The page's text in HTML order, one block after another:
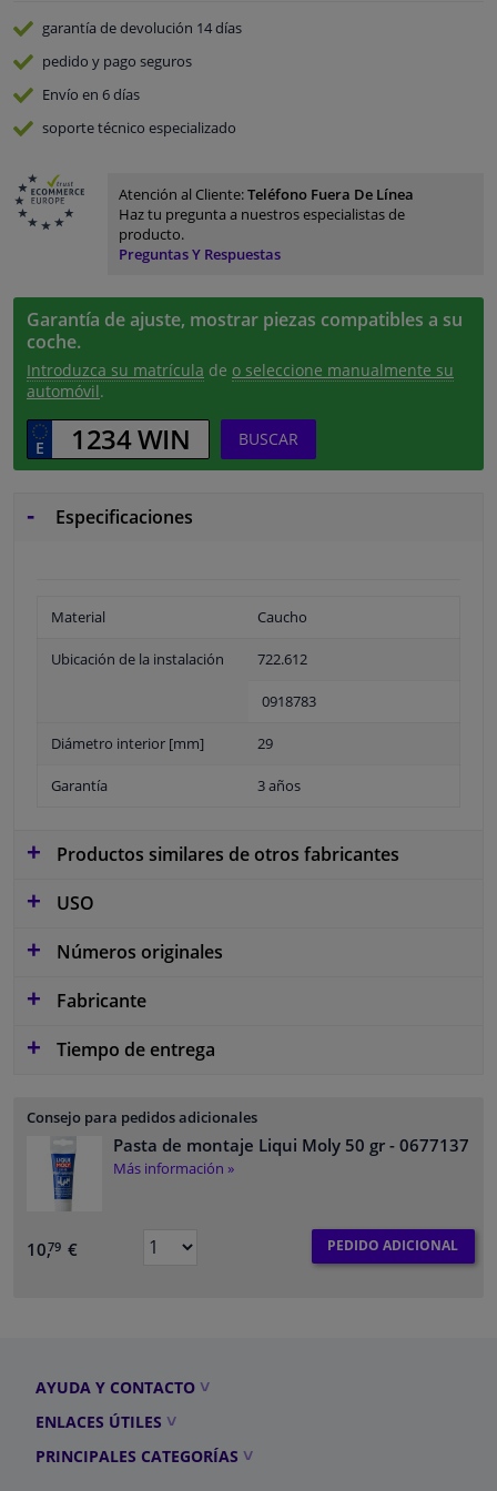
garantía de devolución 14 días
pedido y pago seguros
Envío en 6 días
soporte técnico especializado
Atención al Cliente:Teléfono Fuera De Línea
Haz tu pregunta a nuestros especialistas de
producto.
Preguntas Y Respuestas
Garantía de ajuste, mostrar piezas compatibles a su
coche.
Introduzca su matrícula de o seleccione manualmente su
automóvil.
BUSCAR
Especificaciones
Material Caucho
Ubicación de la instalación 722.612
0918783
Diámetro interior [mm] 29
Garantía 3 años
Productos similares de otros fabricantes
USO
Números originales
Fabricante
Tiempo de entrega
Consejo para pedidos adicionales
Pasta de montaje Liqui Moly 50 gr - 0677137
Más información »
10,79 € PEDIDO ADICIONAL
AYUDA Y CONTACTO
ENLACES ÚTILES
PRINCIPALES CATEGORÍAS